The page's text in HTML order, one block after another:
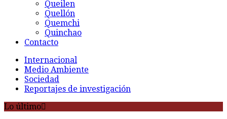
Queilen
Quellón
Quemchi
Quinchao
Contacto
Internacional
Medio Ambiente
Sociedad
Reportajes de investigación
Lo último